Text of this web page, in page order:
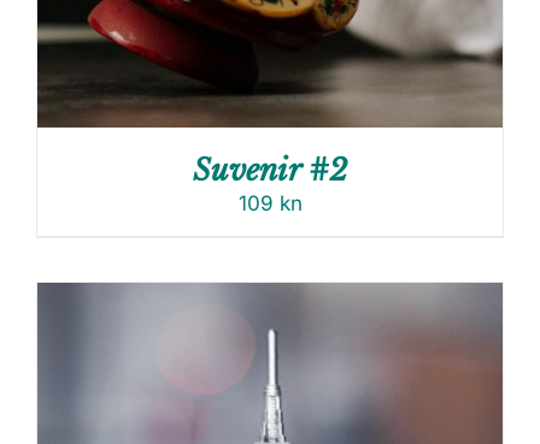
Suvenir #2
109 kn